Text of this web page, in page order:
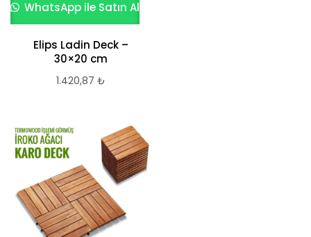
WhatsApp ile Satın Al
Elips Ladin Deck –
30×20 cm
1.420,87 ₺